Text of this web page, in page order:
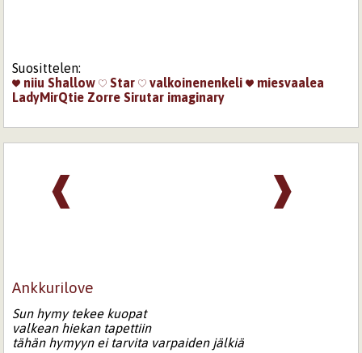
Suosittelen:
niiu Shallow Star valkoinenenkeli
miesvaalea
LadyMirQtie Zorre Sirutar imaginary
❱
❰
Ankkurilove
Sun hymy tekee kuopat
valkean hiekan tapettiin
tähän hymyyn ei tarvita varpaiden jälkiä